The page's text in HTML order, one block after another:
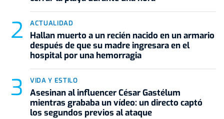
ACTUALIDAD
Hallan muerto a un recién nacido en un armario
después de que su madre ingresara en el
hospital por una hemorragia
VIDA Y ESTILO
Asesinan al influencer César Gastélum
mientras grababa un vídeo: un directo captó
los segundos previos al ataque